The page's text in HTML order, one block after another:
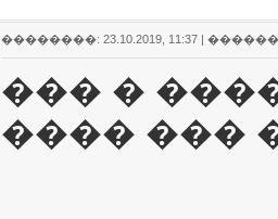
��������: 23.10.2019, 11:37 |
��� �
���� ���